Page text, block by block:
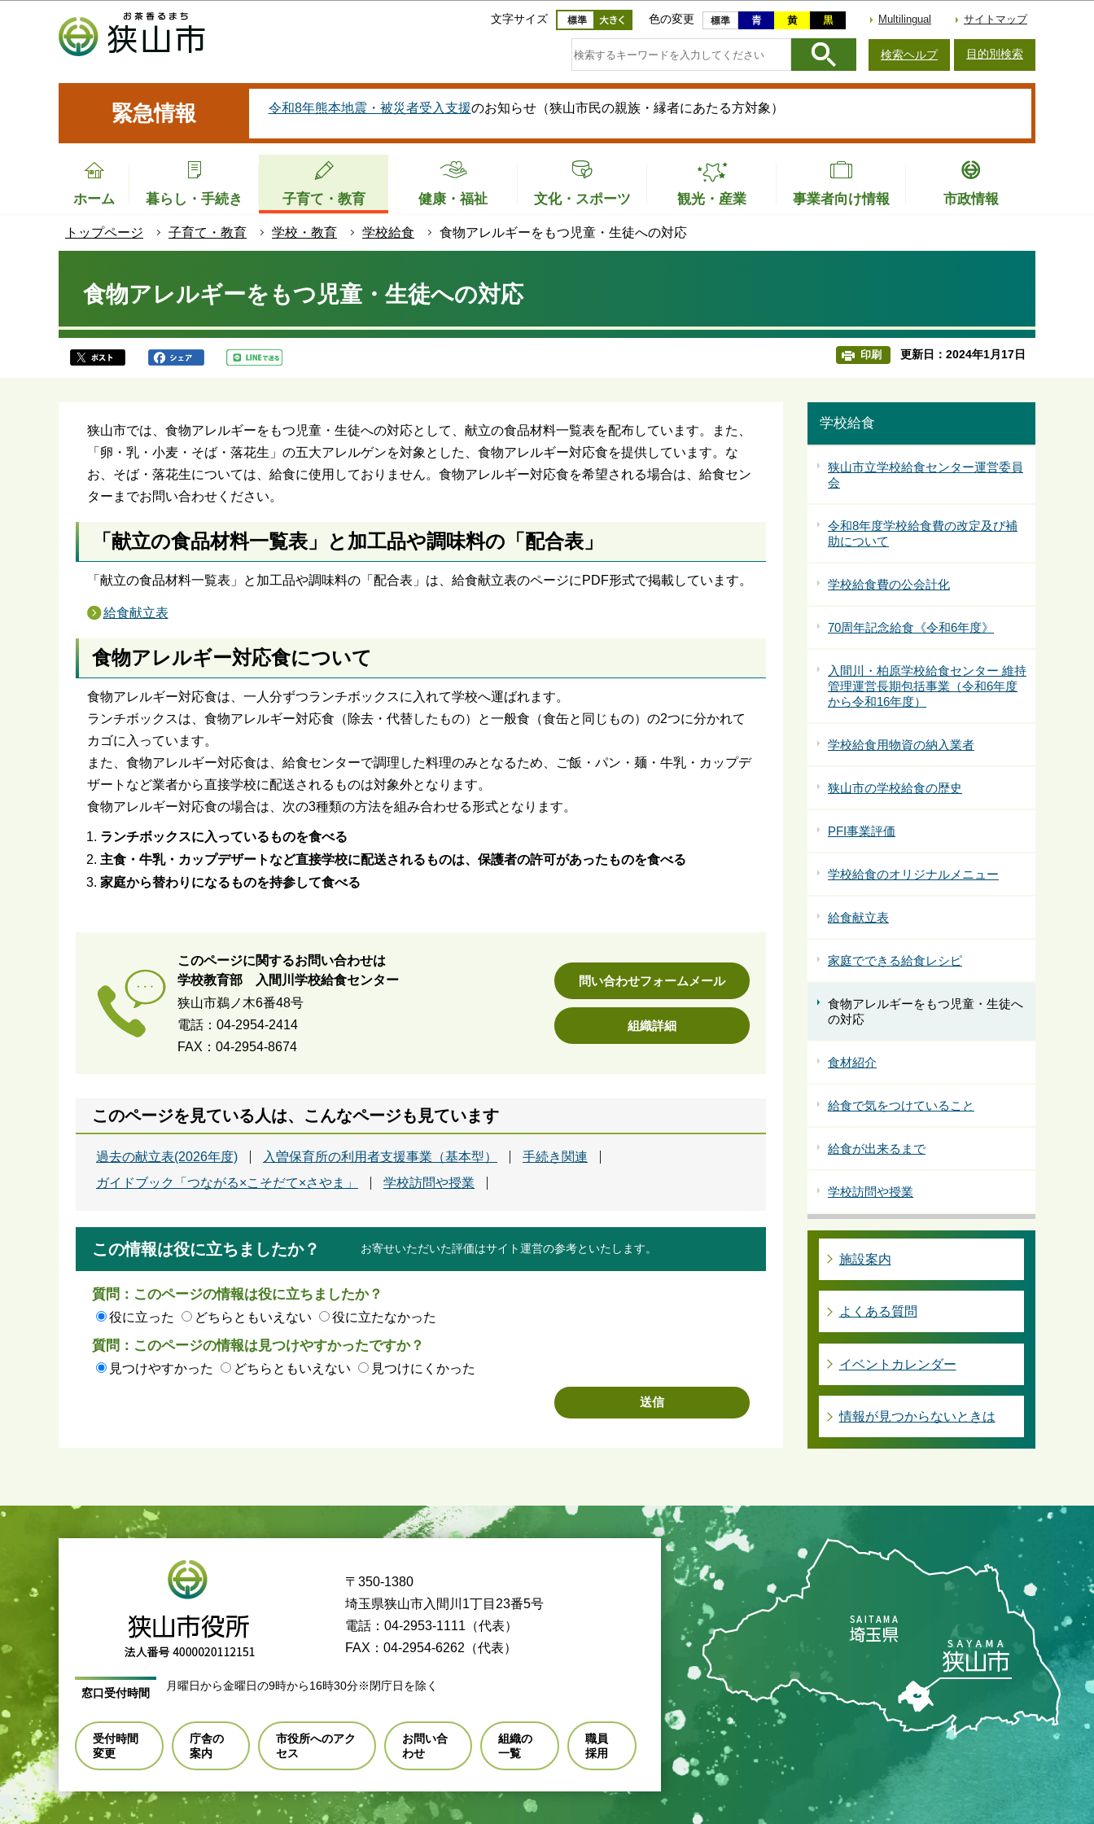
このページの本文へ移動
文字サイズ 色の変更 Multilingual サイトマップ
検索ヘルプ 目的別検索
緊急情報 令和8年熊本地震・被災者受入支援のお知らせ（狭山市民の親族・縁者にあたる方対象）
ホーム 暮らし・手続き 子育て・教育 健康・福祉 文化・スポーツ 観光・産業 事業者向け情報 市政情報
トップページ 子育て・教育 学校・教育 学校給食 食物アレルギーをもつ児童・生徒への対応
食物アレルギーをもつ児童・生徒への対応
印刷 更新日：2024年1月17日
狭山市では、食物アレルギーをもつ児童・生徒への対応として、献立の食品材料一覧表を配布しています。また、
「卵・乳・小麦・そば・落花生」の五大アレルゲンを対象とした、食物アレルギー対応食を提供しています。な
お、そば・落花生については、給食に使用しておりません。食物アレルギー対応食を希望される場合は、給食セン
ターまでお問い合わせください。
「献立の食品材料一覧表」と加工品や調味料の「配合表」
「献立の食品材料一覧表」と加工品や調味料の「配合表」は、給食献立表のページにPDF形式で掲載しています。
給食献立表
食物アレルギー対応食について
食物アレルギー対応食は、一人分ずつランチボックスに入れて学校へ運ばれます。
ランチボックスは、食物アレルギー対応食（除去・代替したもの）と一般食（食缶と同じもの）の2つに分かれて
カゴに入っています。
また、食物アレルギー対応食は、給食センターで調理した料理のみとなるため、ご飯・パン・麺・牛乳・カップデ
ザートなど業者から直接学校に配送されるものは対象外となります。
食物アレルギー対応食の場合は、次の3種類の方法を組み合わせる形式となります。
ランチボックスに入っているものを食べる
主食・牛乳・カップデザートなど直接学校に配送されるものは、保護者の許可があったものを食べる
家庭から替わりになるものを持参して食べる
このページに関するお問い合わせは
学校教育部 入間川学校給食センター
狭山市鵜ノ木6番48号
電話：04-2954-2414
FAX：04-2954-8674
問い合わせフォームメール
組織詳細
このページを見ている人は、こんなページも見ています
過去の献立表(2026年度) 入曽保育所の利用者支援事業（基本型）
手続き関連
ガイドブック「つながる×こそだて×さやま」
学校訪問や授業
この情報は役に立ちましたか？ お寄せいただいた評価はサイト運営の参考といたします。
質問：このページの情報は役に立ちましたか？
役に立った どちらともいえない 役に立たなかった
質問：このページの情報は見つけやすかったですか？
見つけやすかった どちらともいえない 見つけにくかった
学校給食
狭山市立学校給食センター運営委員
会
令和8年度学校給食費の改定及び補
助について
学校給食費の公会計化
70周年記念給食《令和6年度》
入間川・柏原学校給食センター 維持
管理運営長期包括事業（令和6年度
から令和16年度）
学校給食用物資の納入業者
狭山市の学校給食の歴史
PFI事業評価
学校給食のオリジナルメニュー
給食献立表
家庭でできる給食レシピ
食物アレルギーをもつ児童・生徒へ
の対応
食材紹介
給食で気をつけていること
給食が出来るまで
学校訪問や授業
施設案内
よくある質問
イベントカレンダー
情報が見つからないときは
〒350-1380
埼玉県狭山市入間川1丁目23番5号
電話：04-2953-1111（代表）
FAX：04-2954-6262（代表）
窓口受付時間
月曜日から金曜日の9時から16時30分※閉庁日を除く
受付時間
変更
庁舎の
案内
市役所へのアク
セス
お問い合
わせ
組織の
一覧
職員
採用